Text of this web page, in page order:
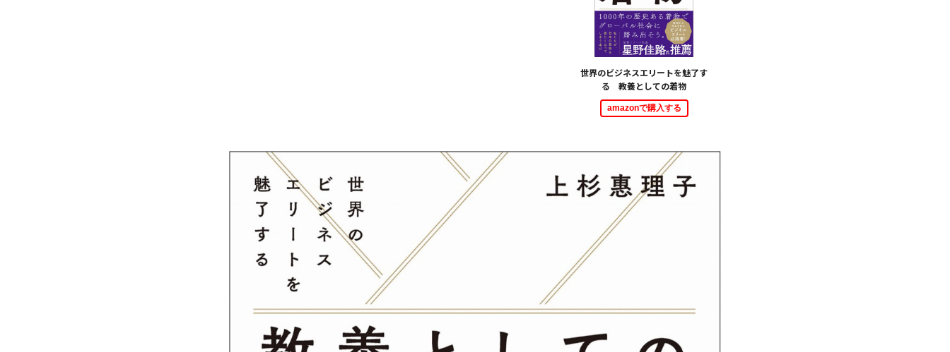
世界のビジネスエリートを魅了す
る 教養としての着物
amazonで購入する